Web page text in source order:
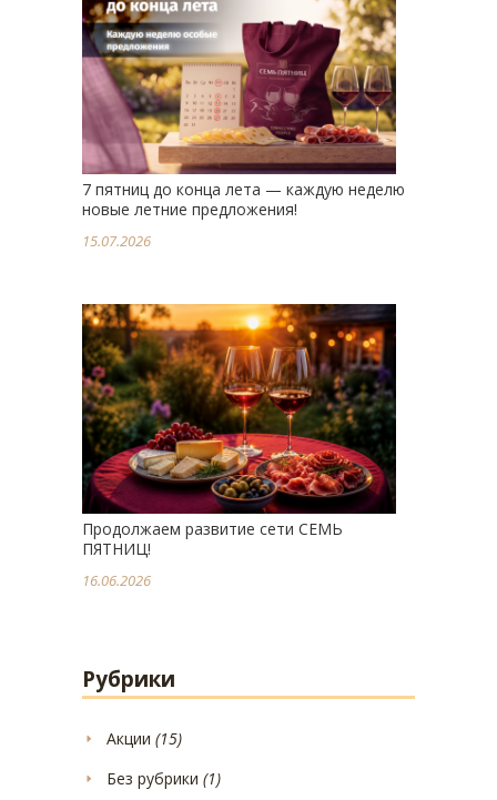
7 пятниц до конца лета — каждую неделю
новые летние предложения!
15.07.2026
Продолжаем развитие сети СЕМЬ
ПЯТНИЦ!
16.06.2026
Рубрики
Акции (15)
Без рубрики (1)